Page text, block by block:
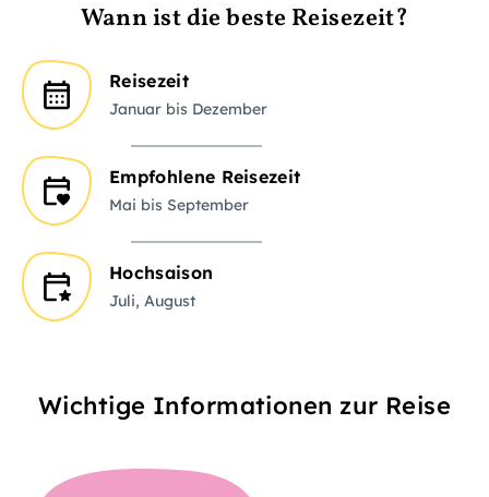
Wann ist die beste Reisezeit?
Reisezeit
Januar bis Dezember
Empfohlene Reisezeit
Mai bis September
Hochsaison
Juli, August
Wichtige Informationen zur Reise